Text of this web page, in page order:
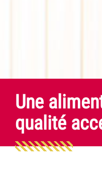
Une
qualité